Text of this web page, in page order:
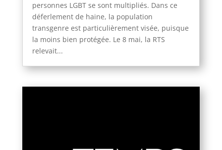
personnes LGBT se sont multipliés. Dans ce
déferlement de haine, la population
transgenre est particulièrement visée, puisque
la moins bien protégée. Le 8 mai, la RTS
relevait...